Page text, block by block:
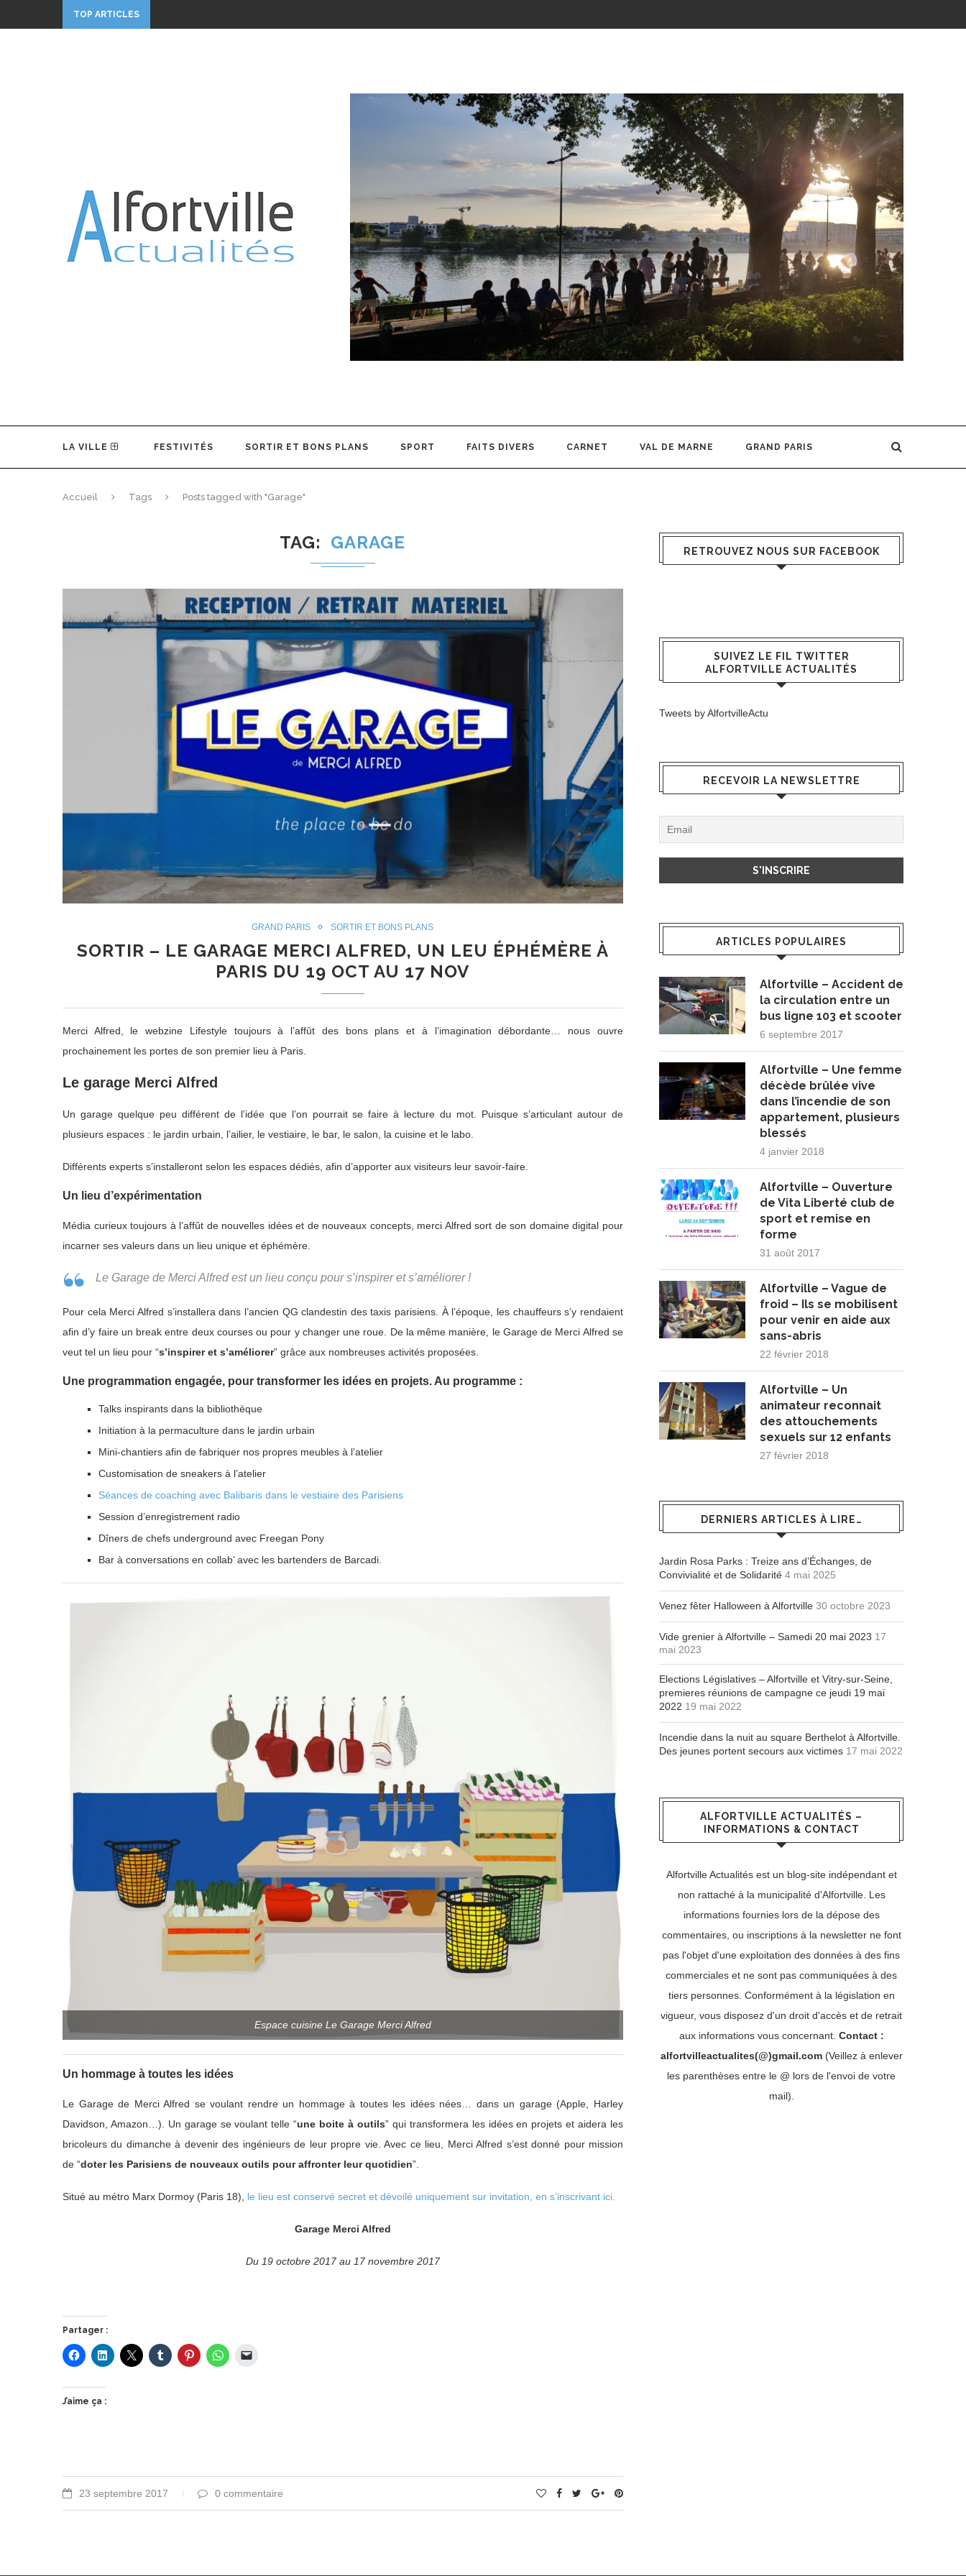
TOP ARTICLES
LA VILLE FESTIVITÉS SORTIR ET BONS PLANS SPORT FAITS DIVERS CARNET VAL DE MARNE GRAND PARIS
Accueil Tags Posts tagged with "Garage"
TAG GARAGE
GRAND PARIS SORTIR ET BONS PLANS
SORTIR – LE GARAGE MERCI ALFRED, UN LEU ÉPHÉMÈRE À
PARIS DU 19 OCT AU 17 NOV
Merci Alfred, le webzine Lifestyle toujours à l’affût des bons plans et à l’imagination débordante… nous ouvre
prochainement les portes de son premier lieu à Paris.
Le garage Merci Alfred
Un garage quelque peu différent de l’idée que l’on pourrait se faire à lecture du mot. Puisque s’articulant autour de
plusieurs espaces : le jardin urbain, l’ailier, le vestiaire, le bar, le salon, la cuisine et le labo.
Différents experts s’installeront selon les espaces dédiés, afin d’apporter aux visiteurs leur savoir-faire.
Un lieu d’expérimentation
Média curieux toujours à l’affût de nouvelles idées et de nouveaux concepts, merci Alfred sort de son domaine digital pour
incarner ses valeurs dans un lieu unique et éphémère.
Le Garage de Merci Alfred est un lieu conçu pour s’inspirer et s’améliorer !
Pour cela Merci Alfred s’installera dans l’ancien QG clandestin des taxis parisiens. À l’époque, les chauffeurs s’y rendaient
afin d’y faire un break entre deux courses ou pour y changer une roue. De la même manière, le Garage de Merci Alfred se
veut tel un lieu pour “s’inspirer et s’améliorer” grâce aux nombreuses activités proposées.
Une programmation engagée, pour transformer les idées en projets. Au programme :
Talks inspirants dans la bibliothèque
Initiation à la permaculture dans le jardin urbain
Mini-chantiers afin de fabriquer nos propres meubles à l’atelier
Customisation de sneakers à l’atelier
Séances de coaching avec Balibaris dans le vestiaire des Parisiens
Session d’enregistrement radio
Dîners de chefs underground avec Freegan Pony
Bar à conversations en collab’ avec les bartenders de Barcadi.
Espace cuisine Le Garage Merci Alfred
Un hommage à toutes les idées
Le Garage de Merci Alfred se voulant rendre un hommage à toutes les idées nées… dans un garage (Apple, Harley
Davidson, Amazon…). Un garage se voulant telle “une boite à outils” qui transformera les idées en projets et aidera les
bricoleurs du dimanche à devenir des ingénieurs de leur propre vie. Avec ce lieu, Merci Alfred s’est donné pour mission
de “doter les Parisiens de nouveaux outils pour affronter leur quotidien”.
Situé au métro Marx Dormoy (Paris 18), le lieu est conservé secret et dévoilé uniquement sur invitation, en s’inscrivant ici.
Garage Merci Alfred
Du 19 octobre 2017 au 17 novembre 2017
Partager :
J’aime ça :
23 septembre 2017 0 commentaire
RETROUVEZ NOUS SUR FACEBOOK
SUIVEZ LE FIL TWITTER
ALFORTVILLE ACTUALITÉS
Tweets by AlfortvilleActu
RECEVOIR LA NEWSLETTRE
ARTICLES POPULAIRES
Alfortville – Accident de
la circulation entre un
bus ligne 103 et scooter
6 septembre 2017
Alfortville – Une femme
décède brûlée vive
dans l’incendie de son
appartement, plusieurs
blessés
4 janvier 2018
Alfortville – Ouverture
de Vita Liberté club de
sport et remise en
forme
31 août 2017
Alfortville – Vague de
froid – Ils se mobilisent
pour venir en aide aux
sans-abris
22 février 2018
Alfortville – Un
animateur reconnait
des attouchements
sexuels sur 12 enfants
27 février 2018
DERNIERS ARTICLES À LIRE…
Jardin Rosa Parks : Treize ans d’Échanges, de
Convivialité et de Solidarité 4 mai 2025
Venez fêter Halloween à Alfortville 30 octobre 2023
Vide grenier à Alfortville – Samedi 20 mai 2023 17
mai 2023
Elections Législatives – Alfortville et Vitry-sur-Seine,
premieres réunions de campagne ce jeudi 19 mai
2022 19 mai 2022
Incendie dans la nuit au square Berthelot à Alfortville.
Des jeunes portent secours aux victimes 17 mai 2022
ALFORTVILLE ACTUALITÉS –
INFORMATIONS & CONTACT
Alfortville Actualités est un blog-site indépendant et
non rattaché à la municipalité d'Alfortville. Les
informations fournies lors de la dépose des
commentaires, ou inscriptions à la newsletter ne font
pas l'objet d'une exploitation des données à des fins
commerciales et ne sont pas communiquées à des
tiers personnes. Conformément à la législation en
vigueur, vous disposez d'un droit d'accès et de retrait
aux informations vous concernant. Contact :
alfortvilleactualites(@)gmail.com(Veillez à enlever
les parenthèses entre le @ lors de l'envoi de votre
mail).